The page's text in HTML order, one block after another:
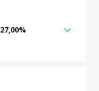
27,00%